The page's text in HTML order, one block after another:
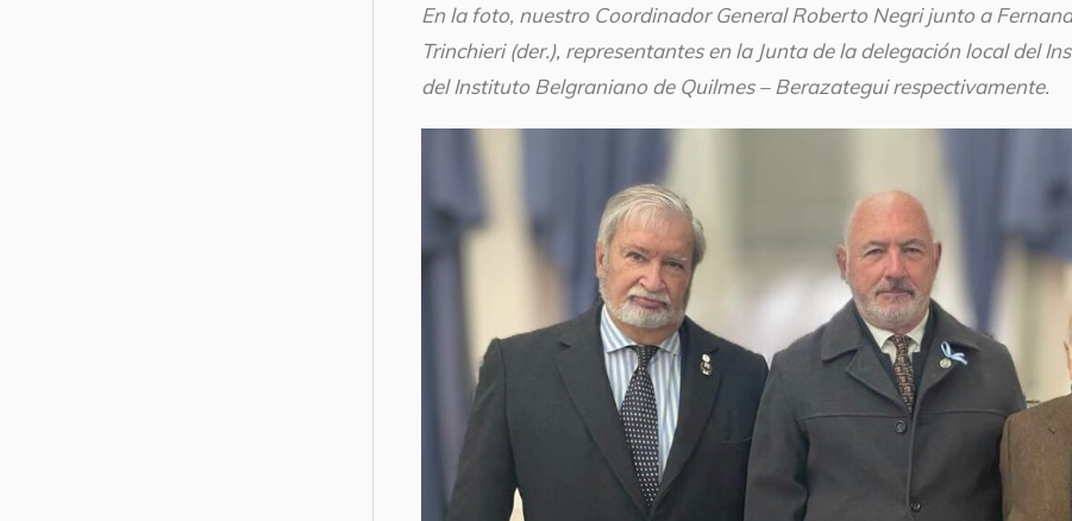
En la foto, nuestro Coordinador General Roberto Negri junto a
Trinchieri (der.), representantes en la Junta de la delegación local del
del Instituto Belgraniano de Quilmes – Berazategui respectivamente.